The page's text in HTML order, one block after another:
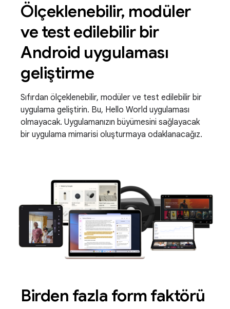
Ölçeklenebilir, modüler
ve test edilebilir bir
Android uygulaması
geliştirme
Sıfırdan ölçeklenebilir, modüler ve test edilebilir bir
uygulama geliştirin. Bu, Hello World uygulaması
olmayacak. Uygulamanızın büyümesini sağlayacak
bir uygulama mimarisi oluşturmaya odaklanacağız.
Birden fazla form faktörü